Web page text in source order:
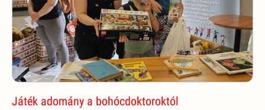
Játék adomány a bohócdoktoroktól